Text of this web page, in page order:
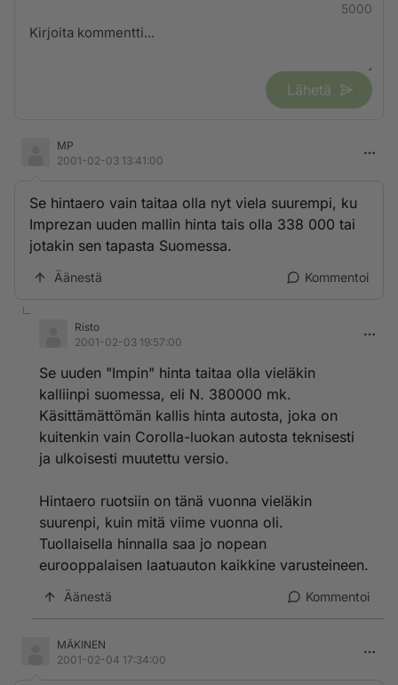
5000
Lähetä
MP
2001-02-03 13:41:00
Se hintaero vain taitaa olla nyt viela suurempi, ku
Imprezan uuden mallin hinta tais olla 338 000 tai
jotakin sen tapasta Suomessa.
Äänestä Kommentoi
Risto
2001-02-03 19:57:00
Se uuden "Impin" hinta taitaa olla vieläkin
kalliinpi suomessa, eli N. 380000 mk.
Käsittämättömän kallis hinta autosta, joka on
kuitenkin vain Corolla-luokan autosta teknisesti
ja ulkoisesti muutettu versio.
Hintaero ruotsiin on tänä vuonna vieläkin
suurenpi, kuin mitä viime vuonna oli.
Tuollaisella hinnalla saa jo nopean
eurooppalaisen laatuauton kaikkine varusteineen.
Äänestä Kommentoi
MÄKINEN
2001-02-04 17:34:00